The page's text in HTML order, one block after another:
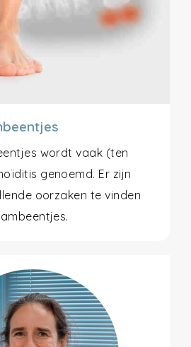
wordt vaak (ten
genoemd. Er zijn
oorzaken te vinden